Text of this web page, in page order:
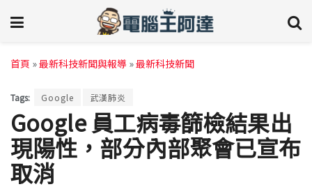
首頁 »最新科技新聞與報導 »最新科技新聞
Tags: Google 武漢肺炎
Google 員工病毒篩檢結果出
現陽性，部分內部聚會已宣布
取消